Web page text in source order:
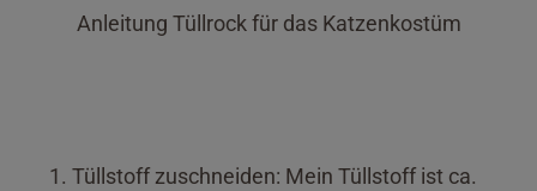
Anleitung Tüllrock für das Katzenkostüm
Tüllstoff zuschneiden: Mein Tüllstoff ist ca.